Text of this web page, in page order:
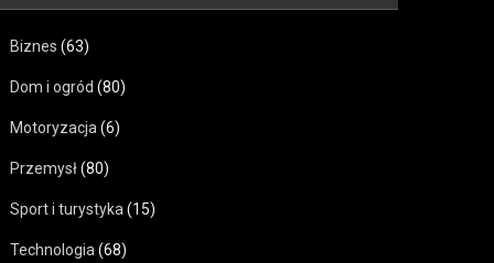
Biznes (63)
Dom i ogród (80)
Motoryzacja(6)
Przemysł(80)
Sport i turystyka(15)
Technologia(68)